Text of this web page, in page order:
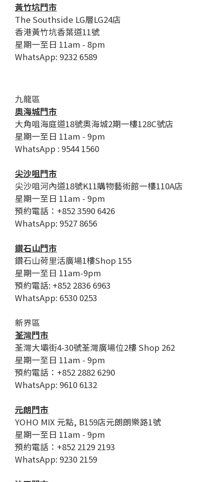
黃竹坑門市
The Southside LG層LG24店
香港黃竹坑香葉道11號
星期一至日 11am - 8pm
WhatsApp: 9232 6589
九龍區
奧海城門市
大角咀海庭道18號奧海城2期一樓128C號店
星期一至日 11am - 9pm
WhatsApp : 9544 1560
尖沙咀門市
尖沙咀河內道18號K11購物藝術館一樓110A店
星期一至日 11am - 9pm
預約電話：+852 3590 6426
WhatsApp: 9527 8656
鑽石山門市
鑽石山荷里活廣場1樓Shop 155
星期一至日 11am-9pm
預約電話: +852 2836 6963
WhatsApp: 6530 0253
新界區
荃灣門市
荃灣大壩街4-30號荃灣廣場位2樓 Shop 262
星期一至日 11am - 9pm
預約電話：+852 2882 6290
WhatsApp: 9610 6132
元朗門市
YOHO MIX 元點, B159店元朗朗樂路1號
星期一至日 11am - 9pm
預約電話：+852 2129 2193
WhatsApp: 9230 2159